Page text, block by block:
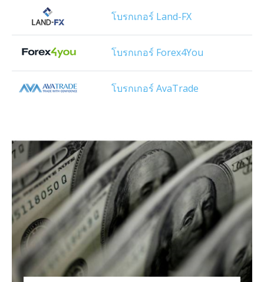
โบรกเกอร์ Land-FX
โบรกเกอร์ Forex4You
โบรกเกอร์ AvaTrade